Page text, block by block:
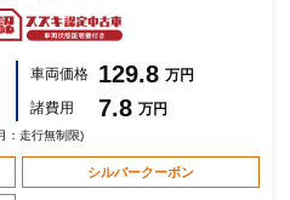
車両価格 129.8 万円
諸費用
7.8 万円
：走行無制限)
シルバークーポン